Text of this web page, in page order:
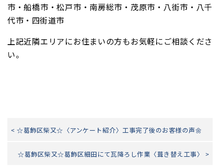
市・船橋市・松戸市・南房総市・茂原市・八街市・八千
代市・四街道市
上記近隣エリアにお住まいの方もお気軽にご相談くださ
い。
< ☆葛飾区柴又☆〈アンケート紹介〉工事完了後のお客様の声🌼
☆葛飾区柴又☆葛飾区細田にて瓦降ろし作業〈葺き替え工事〉 >